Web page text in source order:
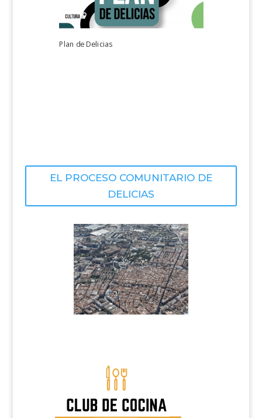
Plan de Delicias
EL PROCESO COMUNITARIO DE
DELICIAS